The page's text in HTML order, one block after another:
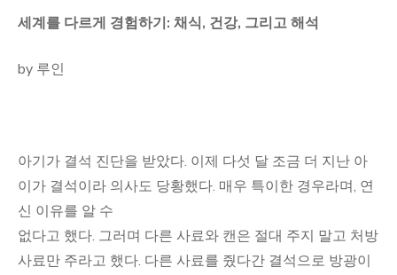
세계를 다르게 경험하기: 채식, 건강, 그리고 해석
by 루인
아기가 결석 진단을 받았다. 이제 다섯 달 조금 더 지난 아
이가 결석이라 의사도 당황했다. 매우 특이한 경우라며, 연
신 이유를 알 수
없다고 했다. 그러며 다른 사료와 캔은 절대 주지 말고 처방
사료만 주라고 했다. 다른 사료를 줬다간 결석으로 방광이